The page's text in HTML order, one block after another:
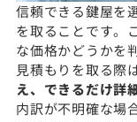
信頼できる鍵屋を
を取ることです。
な価格かどうかを
見積もりを取る際は
え、できるだけ詳
内訳が不明確な場